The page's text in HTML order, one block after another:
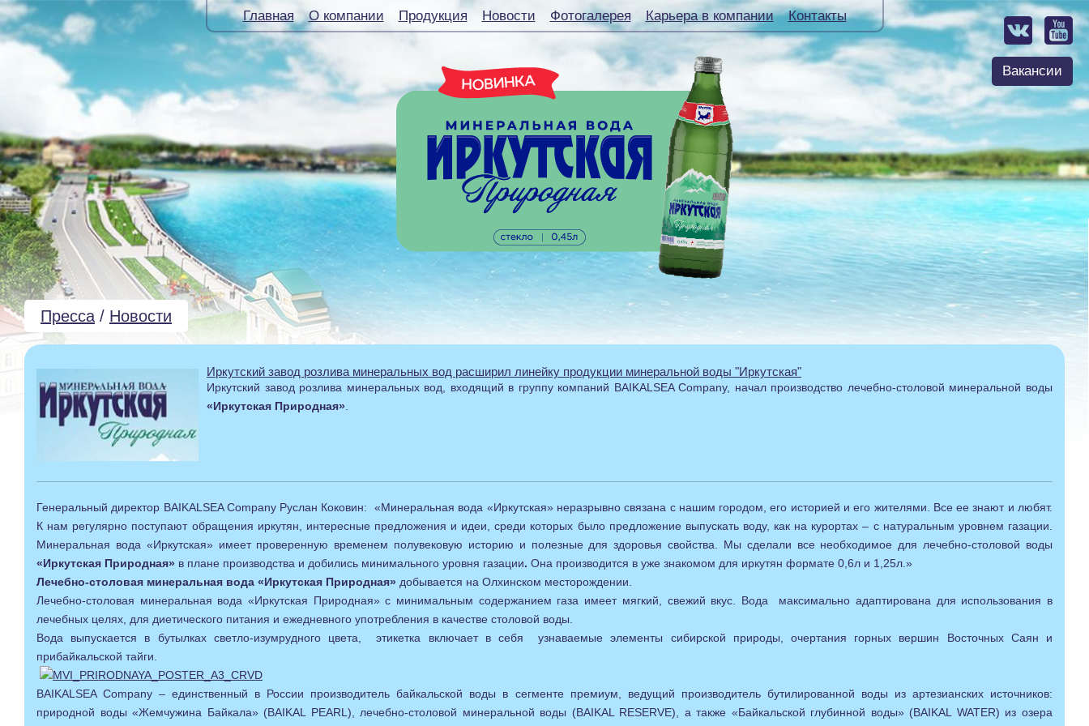
Главная О компании Продукция Новости Фотогалерея Карьера в компании Контакты
Вакансии
Пресса / Новости
Иркутский завод розлива минеральных вод расширил линейку продукции минеральной воды "Иркутская"
Иркутский завод розлива минеральных вод, входящий в группу компаний BAIKALSEA Company, начал производство лечебно-столовой минеральной воды
«Иркутская Природная»
Генеральный директор BAIKALSEA Company Руслан Коковин: «Минеральная вода «Иркутская» неразрывно связана с нашим городом, его историей и его жителями. Все ее знают и любят.
К нам регулярно поступают обращения иркутян, интересные предложения и идеи, среди которых было предложение выпускать воду, как на курортах – с натуральным уровнем газации.
Минеральная вода «Иркутская» имеет проверенную временем полувековую историю и полезные для здоровья свойства. Мы сделали все необходимое для лечебно-столовой воды
«Иркутская Природная» в плане производства и добились минимального уровня газации. Она производится в уже знакомом для иркутян формате 0,6л и 1,25л.»
Лечебно-столовая минеральная вода «Иркутская Природная» добывается на Олхинском месторождении.
Лечебно-столовая минеральная вода «Иркутская Природная» с минимальным содержанием газа имеет мягкий, свежий вкус. Вода максимально адаптирована для использования в
лечебных целях, для диетического питания и ежедневного употребления в качестве столовой воды.
Вода выпускается в бутылках светло-изумрудного цвета, этикетка включает в себя узнаваемые элементы сибирской природы, очертания горных вершин Восточных Саян и
прибайкальской тайги.
BAIKALSEA Company – единственный в России производитель байкальской воды в сегменте премиум, ведущий производитель бутилированной воды из артезианских источников:
природной воды «Жемчужина Байкала» (BAIKAL PEARL), лечебно-столовой минеральной воды (BAIKAL RESERVE), а также «Байкальской глубинной воды» (BAIKAL WATER) из озера